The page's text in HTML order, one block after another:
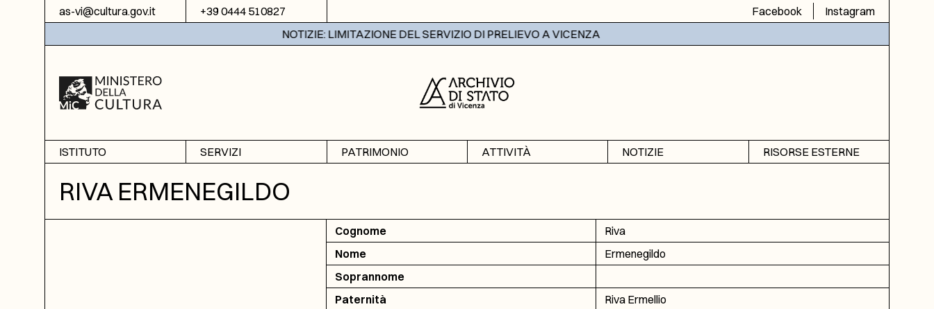
Vai al contenuto
as-vi@cultura.gov.it +39 0444 510827 Facebook
Instagram
NOTIZIE: LIMITAZIONE DEL SERVIZIO DI PRELIEVO A VICENZA
ISTITUTO
Informazioni
Sezione di Bassano del
SERVIZI
Ricerche
Fotoriproduzione
PATRIMONIO
ATTIVITÀ
NOTIZIE
RISORSE ESTERNE
DGA
ICAR
RIVA ERMENEGILDO
Cognome
Riva
Nome
Ermenegildo
Soprannome
Paternità
Riva Ermellio